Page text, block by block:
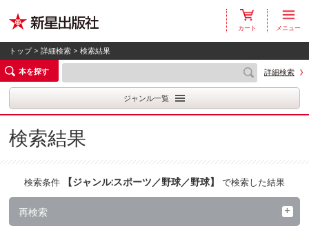
カート メニュー
トップ>詳細検索 > 検索結果
本を探す
詳細検索
ジャンル一覧
検索結果
検索条件 【ジャンル:スポーツ／野球／野球】 で検索した結果
再検索